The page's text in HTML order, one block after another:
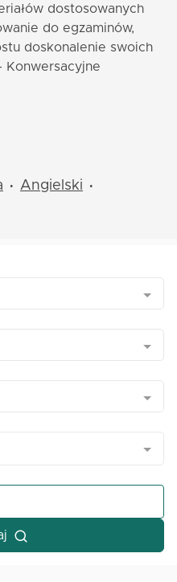
dostosowanych
do egzaminów,
doskonalenie swoich
Konwersacyjne
• Angielski •